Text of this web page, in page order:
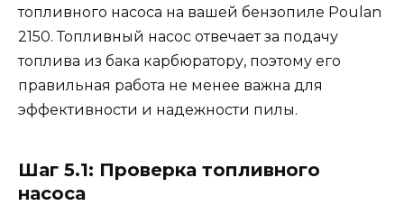
топливного насоса на вашей бензопиле Poulan
2150. Топливный насос отвечает за подачу
топлива из бака карбюратору, поэтому его
правильная работа не менее важна для
эффективности и надежности пилы.
Шаг 5.1: Проверка топливного
насоса